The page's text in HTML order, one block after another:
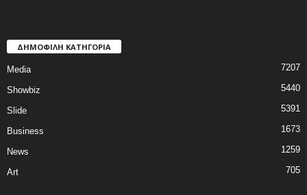
ΔΗΜΟΦΙΛΗ ΚΑΤΗΓΟΡΙΑ
Media 7207
Showbiz 5440
Slide 5391
Business 1673
News 1259
Art 705